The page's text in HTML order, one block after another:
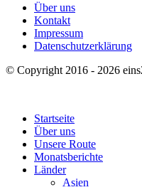
Über uns
Kontakt
Impressum
Datenschutzerklärung
© Copyright 2016 - 2026
Startseite
Über uns
Unsere Route
Monatsberichte
Länder
Asien